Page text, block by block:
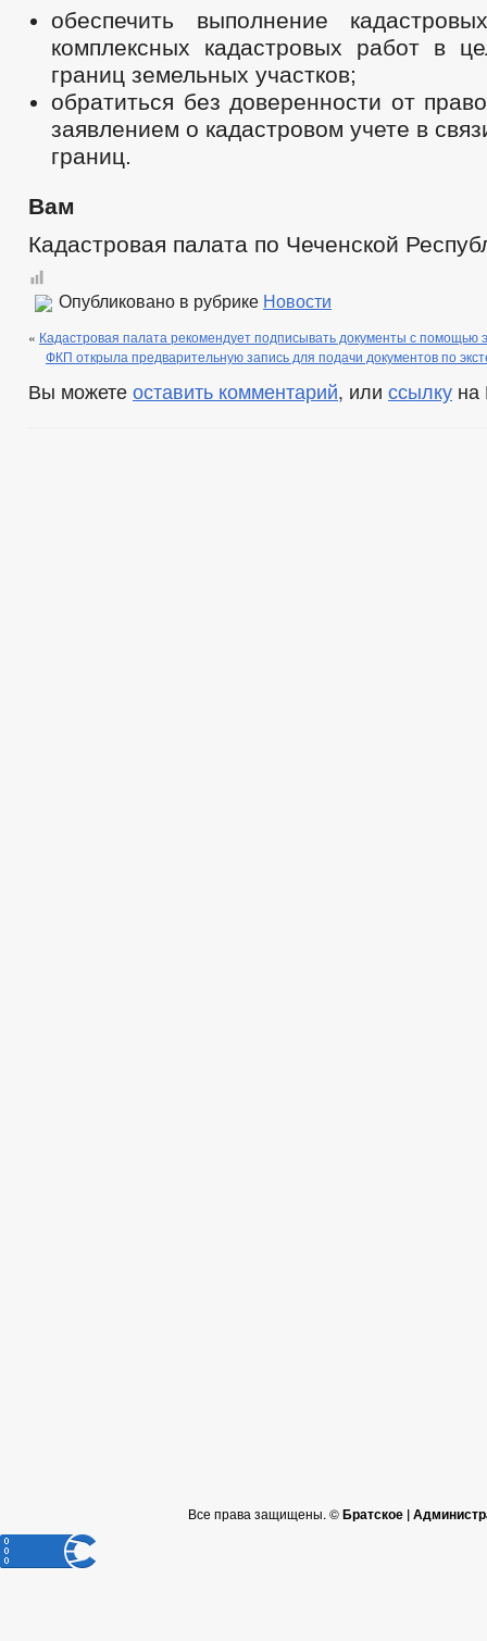
обеспечить выполнение
комплексных кадастровых работ в
границ земельных участков;
обратиться без доверенности от
заявлением о кадастровом учете в
границ.
Вам
Кадастровая палата по Чеченской
Опубликовано в рубрике Новости
« Кадастровая палата рекомендует подписывать документы с помощью
ФКП открыла предварительную запись для подачи документов по
Вы можете оставить комментарий, или ссылку на
Все права защищены. ©Братское |